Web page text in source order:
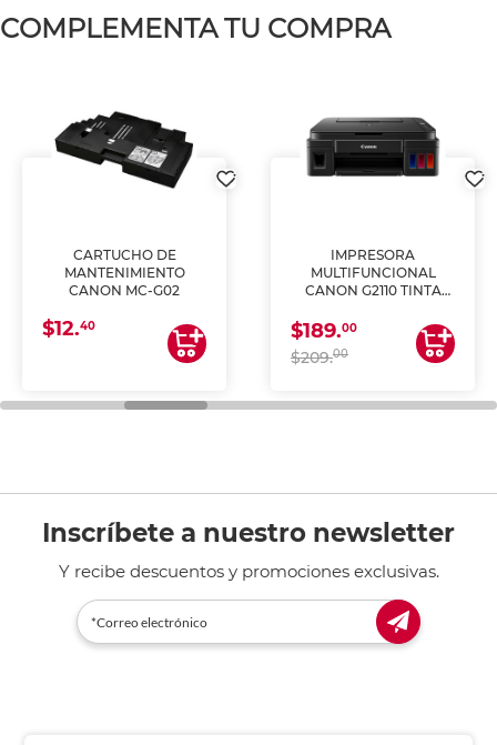
COMPLEMENTA TU COMPRA
CARTUCHO DE
MANTENIMIENTO
CANON MC-G02
$12.40
IMPRESORA
MULTIFUNCIONAL
CANON G2110 TINTA
$189.00
$209.00
Inscríbete a nuestro newsletter
Y recibe descuentos y promociones exclusivas.